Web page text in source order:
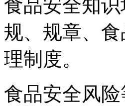
食品安全知
规、规章、
理制度。
食品安全风